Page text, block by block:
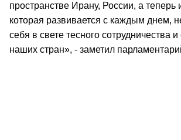
пространстве Ирану, России, а теперь
которая развивается с каждым днем,
себя в свете тесного сотрудничества
наших стран», - заметил